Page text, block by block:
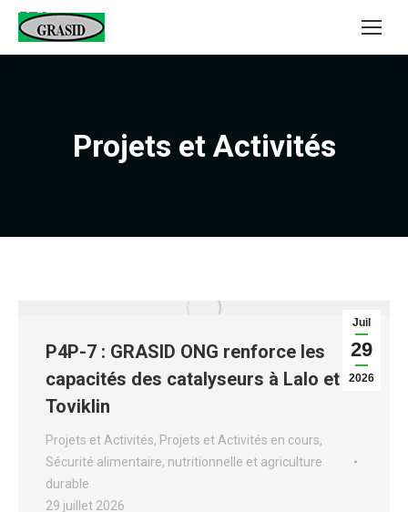
Projets et Activités
Juil
29
2026
P4P-7 : GRASID ONG renforce les
capacités des catalyseurs à Lalo et
Toviklin
Projets et Activités, Projets et Activités en cours,
Sécurité alimentaire, nutritionnelle et agriculture
durable
29 juillet 2026